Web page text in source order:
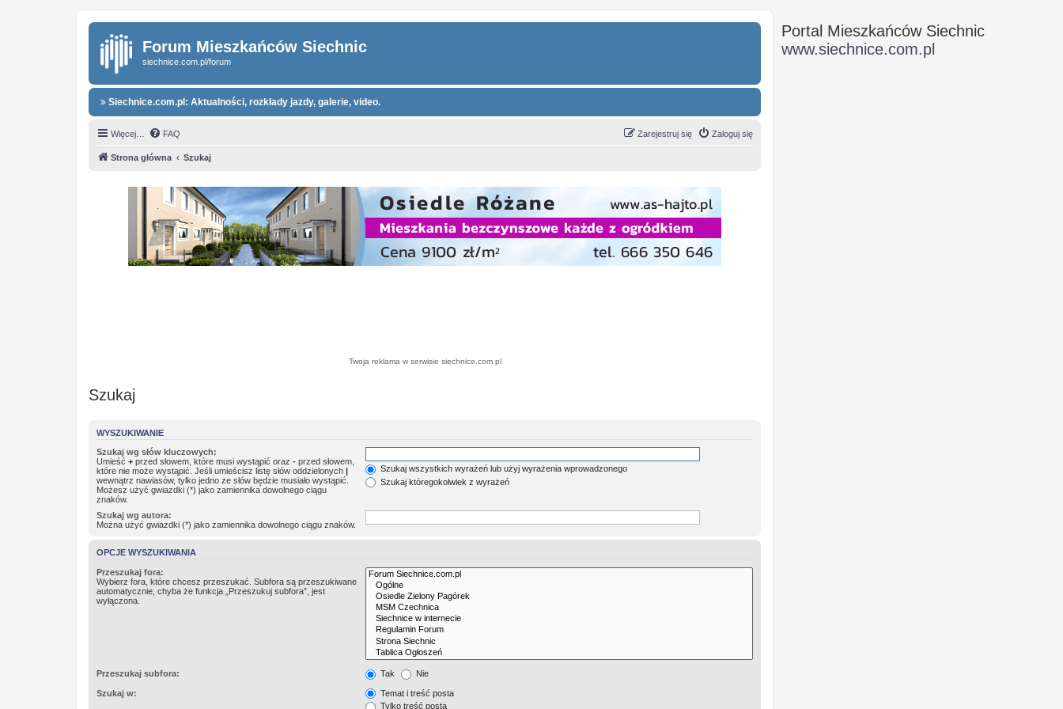
Forum Mieszkańców Siechnic
siechnice.com.pl/forum
Siechnice.com.pl: Aktualności, rozkłady jazdy, galerie, video.
Więcej… FAQ Zaloguj się
Zarejestruj się
Strona główna Szukaj
Twoja reklama w serwisie siechnice.com.pl
Szukaj
WYSZUKIWANIE
Szukaj wg słów kluczowych:
Umieść + przed słowem, które musi wystąpić oraz - przed słowem,
które nie może wystąpić. Jeśli umieścisz listę słów oddzielonych |
wewnątrz nawiasów, tylko jedno ze słów będzie musiało wystąpić.
Możesz użyć gwiazdki (*) jako zamiennika dowolnego ciągu
znaków.
Szukaj wszystkich wyrażeń lub użyj wyrażenia wprowadzonego
Szukaj któregokolwiek z wyrażeń
Szukaj wg autora:
Można użyć gwiazdki (*) jako zamiennika dowolnego ciągu znaków.
OPCJE WYSZUKIWANIA
Przeszukaj fora:
Wybierz fora, które chcesz przeszukać. Subfora są przeszukiwane
automatycznie, chyba że funkcja „Przeszukuj subfora”, jest
wyłączona.
Przeszukaj subfora: Tak Nie
Szukaj w:
Temat i treść posta
Tylko treść posta
Portal Mieszkańców Siechnic
www.siechnice.com.pl